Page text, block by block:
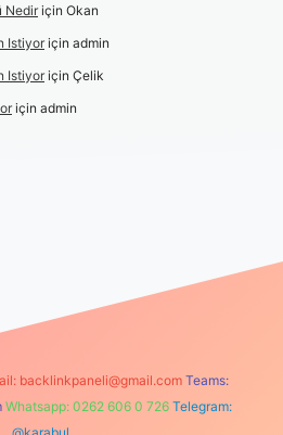
Nediriçin Okan
Istiyoriçin admin
Istiyoriçin Çelik
için admin
backlinkpaneli@gmail.com Teams:
Whatsapp: 0262 606 0 726 Telegram: